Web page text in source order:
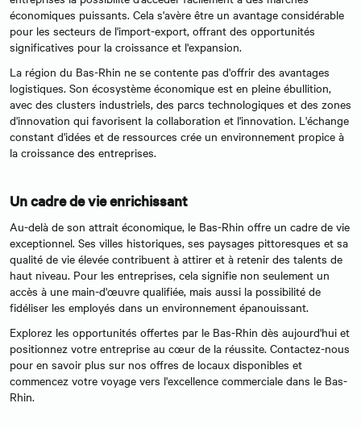
économiques puissants. Cela s'avère être un avantage considérable
pour les secteurs de l'import-export, offrant des opportunités
significatives pour la croissance et l'expansion.
La région du Bas-Rhin ne se contente pas d'offrir des avantages
logistiques. Son écosystème économique est en pleine ébullition,
avec des clusters industriels, des parcs technologiques et des zones
d'innovation qui favorisent la collaboration et l'innovation. L'échange
constant d'idées et de ressources crée un environnement propice à
la croissance des entreprises.
Un cadre de vie enrichissant
Au-delà de son attrait économique, le Bas-Rhin offre un cadre de vie
exceptionnel. Ses villes historiques, ses paysages pittoresques et sa
qualité de vie élevée contribuent à attirer et à retenir des talents de
haut niveau. Pour les entreprises, cela signifie non seulement un
accès à une main-d'œuvre qualifiée, mais aussi la possibilité de
fidéliser les employés dans un environnement épanouissant.
Explorez les opportunités offertes par le Bas-Rhin dès aujourd'hui et
positionnez votre entreprise au cœur de la réussite. Contactez-nous
pour en savoir plus sur nos offres de locaux disponibles et
commencez votre voyage vers l'excellence commerciale dans le Bas-
Rhin.